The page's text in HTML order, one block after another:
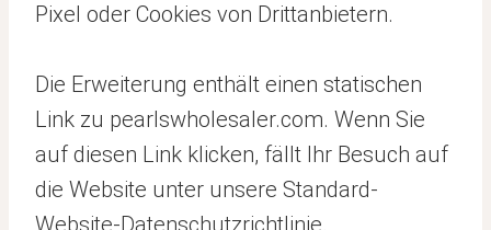
Pixel oder Cookies von Drittanbietern.
Die Erweiterung enthält einen statischen
Link zu pearlswholesaler.com. Wenn Sie
auf diesen Link klicken, fällt Ihr Besuch auf
die Website unter unsere Standard-
Website-Datenschutzrichtlinie.